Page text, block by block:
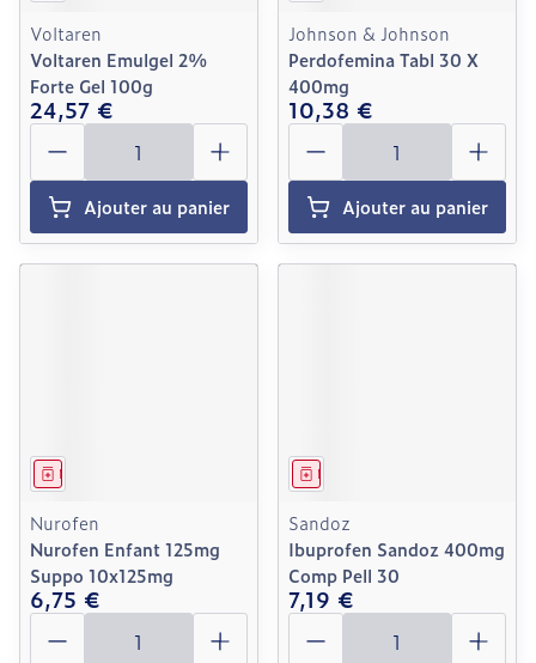
Voltaren
Voltaren Emulgel 2%
Forte Gel 100g
24,57 €
Quantité
Ajouter au panier
Johnson & Johnson
Perdofemina Tabl 30 X
400mg
10,38 €
Quantité
Ajouter au panier
Médicament
Nurofen
Nurofen Enfant 125mg
Suppo 10x125mg
6,75 €
Quantité
Médicament
Sandoz
Ibuprofen Sandoz 400mg
Comp Pell 30
7,19 €
Quantité